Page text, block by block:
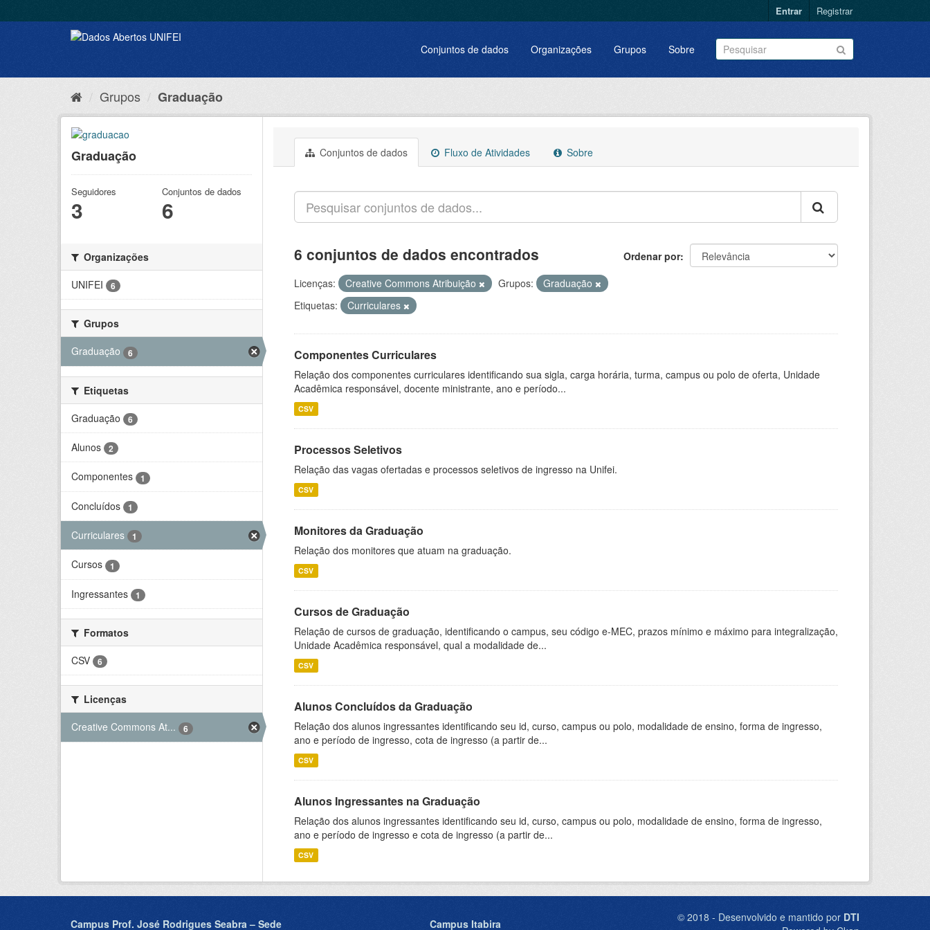
Entrar Registrar
Conjuntos de dados Organizações Grupos Sobre
Grupos Graduação
Graduação
Seguidores
3
Conjuntos de dados
6
Organizações
UNIFEI
6
Grupos
Graduação
6
Etiquetas
Graduação
6
Alunos 2
Componentes 1
Concluídos 1
Curriculares 1
Cursos 1
Ingressantes 1
Formatos
CSV
6
Licenças
Creative Commons At...
6
Conjuntos de dados Fluxo de Atividades Sobre
Ordenar por
6 conjuntos de dados encontrados
Licenças: Creative Commons Atribuição Grupos:
Graduação
Etiquetas:
Curriculares
Componentes Curriculares
Relação dos componentes curriculares identificando sua sigla, carga horária, turma, campus ou polo de oferta, Unidade
Acadêmica responsável, docente ministrante, ano e período...
CSV
Processos Seletivos
Relação das vagas ofertadas e processos seletivos de ingresso na Unifei.
CSV
Monitores da Graduação
Relação dos monitores que atuam na graduação.
CSV
Cursos de Graduação
Relação de cursos de graduação, identificando o campus, seu código e-MEC, prazos mínimo e máximo para integralização,
Unidade Acadêmica responsável, qual a modalidade de...
CSV
Alunos Concluídos da Graduação
Relação dos alunos ingressantes identificando seu id, curso, campus ou polo, modalidade de ensino, forma de ingresso,
ano e período de ingresso, cota de ingresso (a partir de...
CSV
Alunos Ingressantes na Graduação
Relação dos alunos ingressantes identificando seu id, curso, campus ou polo, modalidade de ensino, forma de ingresso,
ano e período de ingresso e cota de ingresso (a partir de...
CSV
Campus Prof. José Rodrigues Seabra – Sede Campus Itabira © 2018 - Desenvolvido e mantido por DTI